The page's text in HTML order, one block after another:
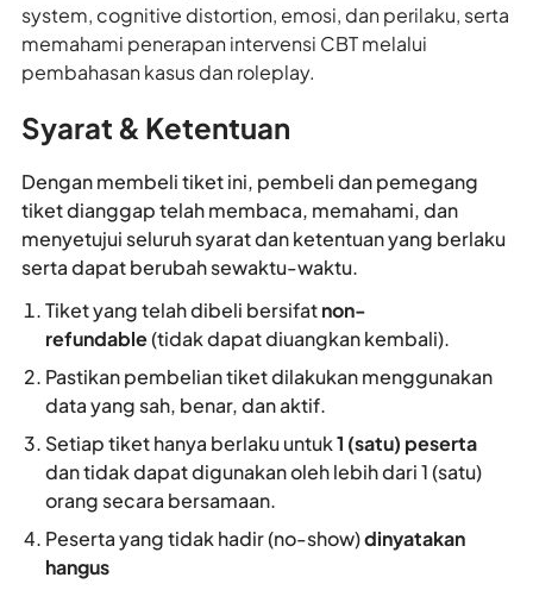
system, cognitive distortion, emosi, dan perilaku, serta
memahami penerapan intervensi CBT melalui
pembahasan kasus dan roleplay.
Syarat & Ketentuan
Dengan membeli tiket ini, pembeli dan pemegang
tiket dianggap telah membaca, memahami, dan
menyetujui seluruh syarat dan ketentuan yang berlaku
serta dapat berubah sewaktu-waktu.
Tiket yang telah dibeli bersifatnon-
refundable(tidak dapat diuangkan kembali).
Pastikan pembelian tiket dilakukan menggunakan
data yang sah, benar, dan aktif.
Setiap tiket hanya berlaku untuk1 (satu) peserta
dan tidak dapat digunakan oleh lebih dari 1 (satu)
orang secara bersamaan.
Peserta yang tidak hadir (no-show)dinyatakan
hangus